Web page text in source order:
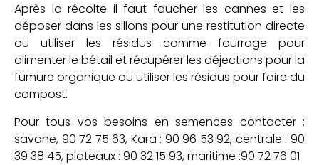
Après la récolte il faut faucher les cannes et les
déposer dans les sillons pour une restitution directe
ou utiliser les résidus comme fourrage pour
alimenter le bétail et récupérer les déjections pour la
fumure organique ou utiliser les résidus pour faire du
compost.
Pour tous vos besoins en semences contacter :
savane, 90 72 75 63, Kara : 90 96 53 92, centrale : 90
39 38 45, plateaux : 90 32 15 93, maritime :90 72 76 01